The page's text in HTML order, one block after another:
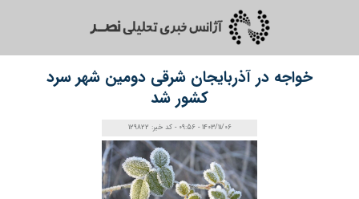
خواجه در آذربایجان‌ شرقی دومین شهر سرد
کشور شد
1403/11/06 - 09:56 - کد خبر: 129822